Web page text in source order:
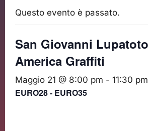
Questo evento è passato.
San Giovanni
America Graffiti
Maggio 21 @ 8:00 pm - 11:30 pm
EURO28 - EURO35